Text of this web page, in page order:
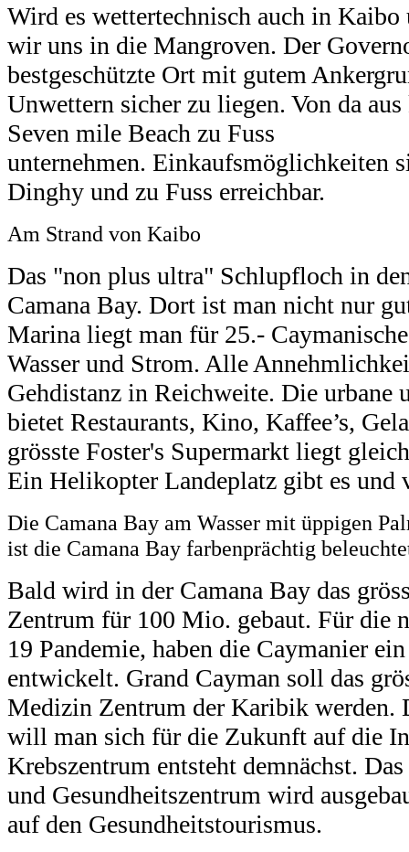
Wird es wettertechnisch auch in
wir uns in die Mangroven. Der
bestgeschützte Ort mit gutem
Unwettern sicher zu liegen. Von da
Seven mile Beach zu Fuss
unternehmen. Einkaufsmöglichkeiten
Dinghy und zu Fuss erreichbar.
Am Strand von Kaibo
Das "non plus ultra" Schlupfloch in
Camana Bay. Dort ist man nicht nur
Marina liegt man für 25.-
Wasser und Strom. Alle
Gehdistanz in Reichweite. Die urbane
bietet Restaurants, Kino, Kaffee’s,
grösste Foster's Supermarkt liegt
Ein Helikopter Landeplatz gibt es und
Die Camana Bay am Wasser mit üppigen
ist die Camana Bay farbenprächtig
Bald wird in der Camana Bay das
Zentrum für 100 Mio. gebaut. Für die
19 Pandemie, haben die Caymanier
entwickelt. Grand Cayman soll das
Medizin Zentrum der Karibik werden.
will man sich für die Zukunft auf die
Krebszentrum entsteht demnächst. D
und Gesundheitszentrum wird
auf den Gesundheitstourismus.